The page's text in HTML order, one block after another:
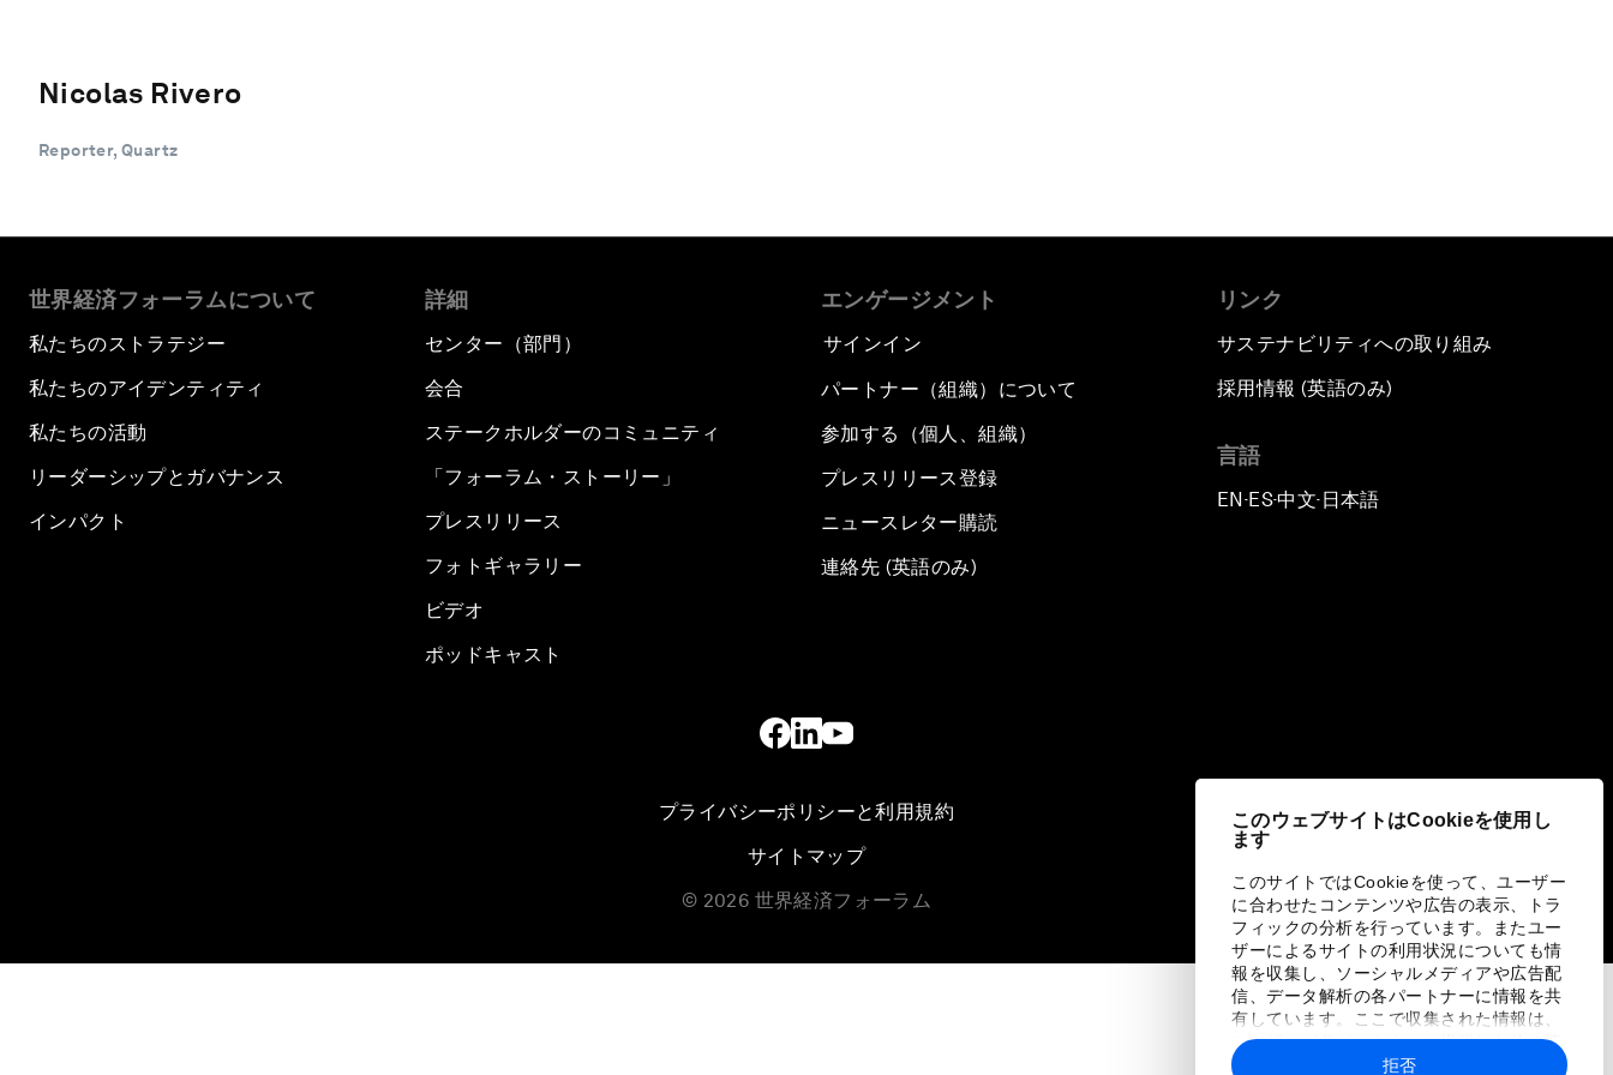
このウェブサイトはCookieを使用し
ます
このサイトではCookieを使って、ユーザー
に合わせたコンテンツや広告の表示、トラ
フィックの分析を行っています。またユー
ザーによるサイトの利用状況についても情
報を収集し、ソーシャルメディアや広告配
信、データ解析の各パートナーに情報を共
有しています。ここで収集された情報は、
ユーザーが各パートナーに提供した他の情
報や各パートナーのサービスを使用した際
拒否
Nicolas Rivero
Reporter, Quartz
世界経済フォーラムについて
私たちのストラテジー
私たちのアイデンティティ
私たちの活動
リーダーシップとガバナンス
インパクト
詳細
センター（部門）
会合
ステークホルダーのコミュニティ
「フォーラム・ストーリー」
プレスリリース
フォトギャラリー
ビデオ
ポッドキャスト
エンゲージメント
サインイン
パートナー（組織）について
参加する（個人、組織）
プレスリリース登録
ニュースレター購読
連絡先 (英語のみ)
リンク
サステナビリティへの取り組み
採用情報 (英語のみ)
言語
EN ▪ES▪中文▪ 日本語
プライバシーポリシーと利用規約
サイトマップ
© 2026 世界経済フォーラム